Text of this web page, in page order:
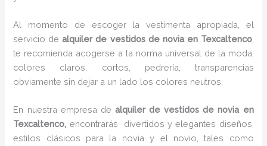
Al momento de escoger la vestimenta apropiada, el
servicio dealquiler de vestidos de novia en Texcaltenco,
te recomienda acogerse a la norma universal de la moda,
colores claros, cortos, pedrería, transparencias
obviamente sin dejar a un lado los colores neutros.
En nuestra empresa de alquiler de vestidos de novia en
Texcaltenco, encontrarás
divertidos y elegantes diseños,
estilos clásicos para la novia y el novio, tales como